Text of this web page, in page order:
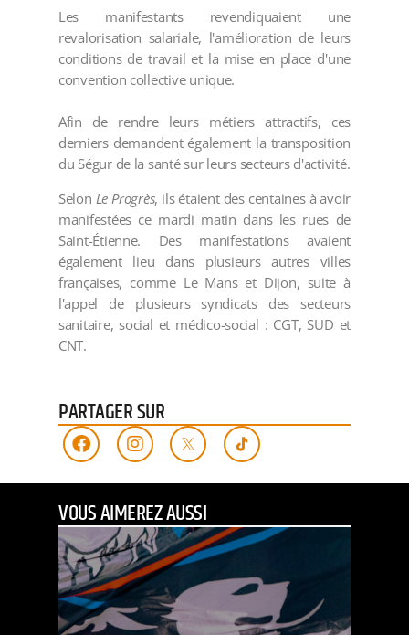
Les manifestants revendiquaient une
revalorisation salariale, l'amélioration de leurs
conditions de travail et la mise en place d'une
convention collective unique.
Afin de rendre leurs métiers attractifs, ces
derniers demandent également la transposition
du Ségur de la santé sur leurs secteurs d'activité.
Selon Le Progrès, ils étaient des centaines à avoir
manifestées ce mardi matin dans les rues de
Saint-Étienne. Des manifestations avaient
également lieu dans plusieurs autres villes
françaises, comme Le Mans et Dijon, suite à
l'appel de plusieurs syndicats des secteurs
sanitaire, social et médico-social : CGT, SUD et
CNT.
PARTAGER SUR
VOUS AIMEREZ AUSSI